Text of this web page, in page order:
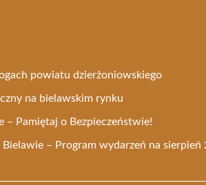
powiatu dzierżoniowskiego
na bielawskim rynku
– Pamiętaj o Bezpieczeństwie!
– Program wydarzeń na sierpień